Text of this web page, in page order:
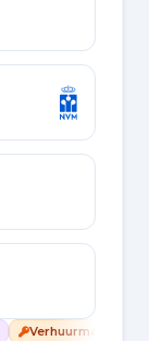
Verhuurmakelaar